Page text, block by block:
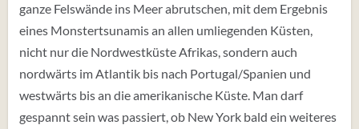
ganze Felswände ins Meer abrutschen, mit dem Ergebnis
eines Monstertsunamis an allen umliegenden Küsten,
nicht nur die Nordwestküste Afrikas, sondern auch
nordwärts im Atlantik bis nach Portugal/Spanien und
westwärts bis an die amerikanische Küste. Man darf
gespannt sein was passiert, ob New York bald ein weiteres